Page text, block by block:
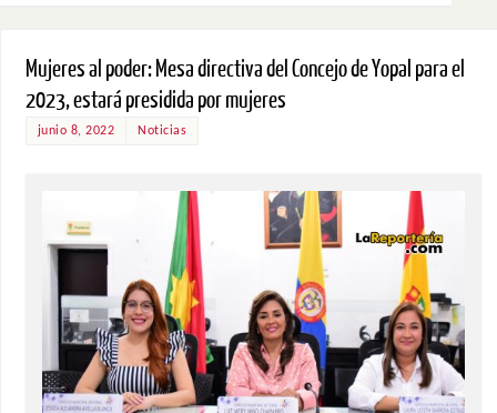
Mujeres al poder: Mesa directiva del Concejo de Yopal para el
2023, estará presidida por mujeres
junio 8, 2022 Noticias